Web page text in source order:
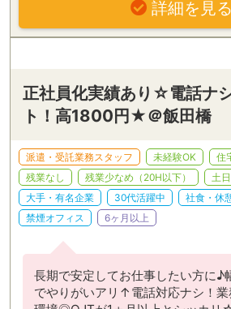
詳細を見る
正社員化実績あり☆電話ナ
ト！高1800円★＠飯田橋
派遣・受託業務スタッフ 未経験OK
住
残業なし
残業少なめ（20H以下）
土
大手・有名企業
30代活躍中
社食・休
禁煙オフィス
6ヶ月以上
長期で安定してお仕事したい方に♪
でやりがいアリ↑電話対応ナシ！